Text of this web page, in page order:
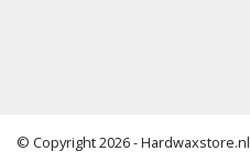
© Copyright 2026 - Hardwaxstore.nl